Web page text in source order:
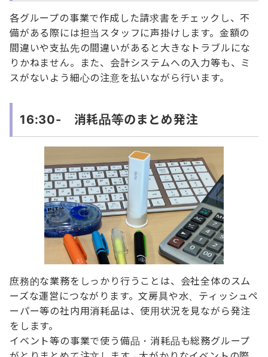
各グループの事業で作成した請求書をチェックし、不
備がある際には担当スタッフに声掛けします。金額の
間違いや支払先の間違いがあると大きなトラブルにな
りかねません。また、会計システムへの入力等も、ミ
スがないよう細心の注意を払いながら行います。
16:30- 消耗品等のまとめ発注
庶務的な業務をしっかり行うことは、会社全体のスム
ーズな運営につながります。文房具や水、ティッシュペ
ーパー等の社内用消耗品は、使用状況を見ながら発注
をします。
イベント等の事業で使う備品・消耗品も総務グループ